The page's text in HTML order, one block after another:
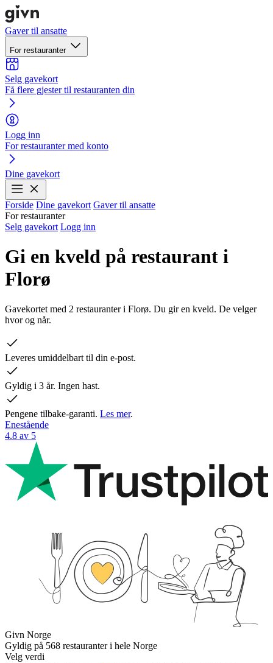
Gaver til ansatte
For restauranter
Selg gavekort
Få flere gjester til restauranten din
Logg inn
For restauranter med konto
Dine gavekort
Forside Dine gavekort Gaver til ansatte
For restauranter
Selg gavekort Logg inn
Gi en kveld på restaurant i
Florø
Gavekortet med 2 restauranter i Florø. Du gir en kveld. De velger
hvor og når.
Leveres umiddelbart til din e-post.
Gyldig i 3 år. Ingen hast.
Pengene tilbake-garanti. Les mer.
Enestående
4.8 av 5
Givn Norge
Gyldig på 568 restauranter i hele Norge
Velg verdi